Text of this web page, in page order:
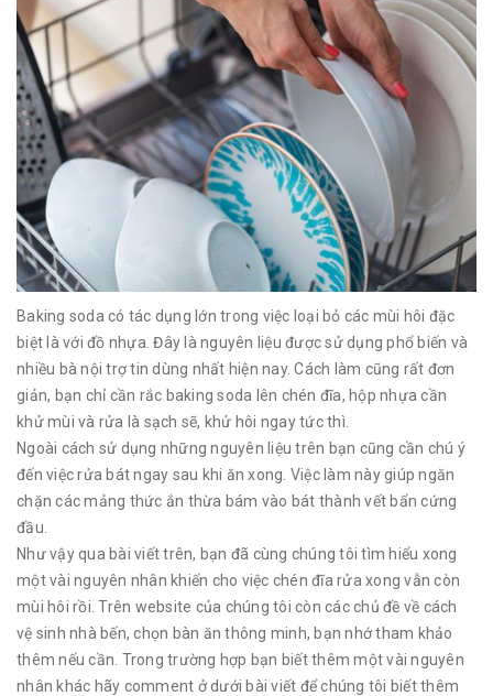
Baking soda có tác dụng lớn trong việc loại bỏ các mùi hôi đặc
biệt là với đồ nhựa. Đây là nguyên liệu được sử dụng phổ biến và
nhiều bà nội trợ tin dùng nhất hiện nay. Cách làm cũng rất đơn
giản, bạn chỉ cần rắc baking soda lên chén đĩa, hộp nhựa cần
khử mùi và rửa là sạch sẽ, khử hôi ngay tức thì.
Ngoài cách sử dụng những nguyên liệu trên bạn cũng cần chú ý
đến việc rửa bát ngay sau khi ăn xong. Việc làm này giúp ngăn
chặn các mảng thức ắn thừa bám vào bát thành vết bẩn cứng
đầu.
Như vậy qua bài viết trên, bạn đã cùng chúng tôi tìm hiểu xong
một vài nguyên nhân khiến cho việc chén đĩa rửa xong vẫn còn
mùi hôi rồi. Trên website của chúng tôi còn các chủ đề về cách
vệ sinh nhà bến, chọn bàn ăn thông minh, bạn nhớ tham khảo
thêm nếu cần. Trong trường hợp bạn biết thêm một vài nguyên
nhân khác hãy comment ở dưới bài viết để chúng tôi biết thêm